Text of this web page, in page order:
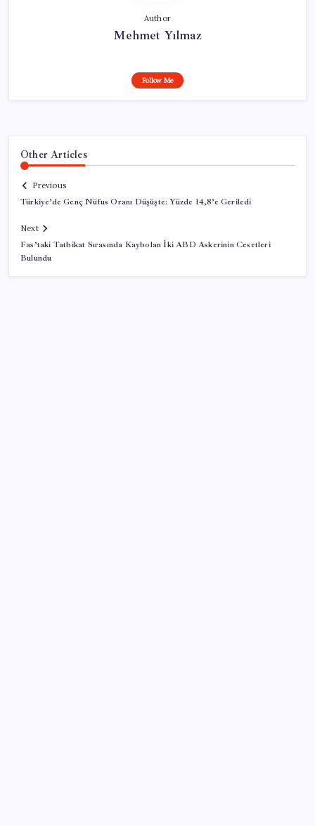
Author
Mehmet Yılmaz
Follow Me
Other Articles
Previous
Türkiye’de Genç Nüfus Oranı Düşüşte: Yüzde 14,8’e Geriledi
Next
Fas’taki Tatbikat Sırasında Kaybolan İki ABD Askerinin Cesetleri
Bulundu